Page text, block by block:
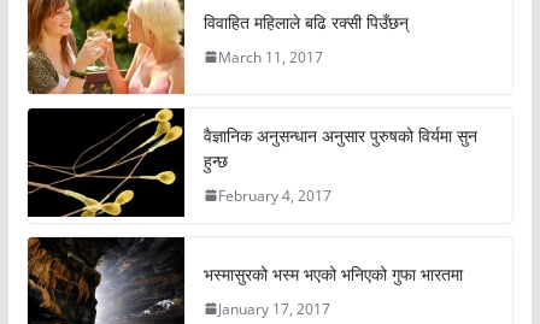
विवाहित महिलाले बढि रक्सी पिउँछन्
March 11, 2017
वैज्ञानिक अनुसन्धान अनुसार पुरुषको विर्यमा सुन
हुन्छ
February 4, 2017
भस्मासुरको भस्म भएको भनिएको गुफा भारतमा
January 17, 2017